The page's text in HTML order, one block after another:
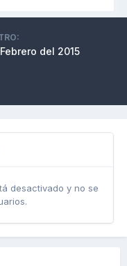
del 2015
desactivado y no se